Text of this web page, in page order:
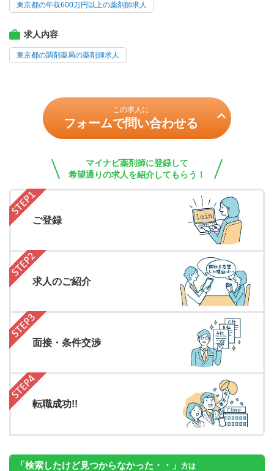
東京都の年収600万円以上の薬剤師求人
求人内容
東京都の調剤薬局の薬剤師求人
この求人に
フォームで問い合わせる
マイナビ薬剤師に登録して
希望通りの求人を紹介してもらう！
ご登録
求人のご紹介
面接・条件交渉
転職成功!!
「検索したけど見つからなかった・・」 方は